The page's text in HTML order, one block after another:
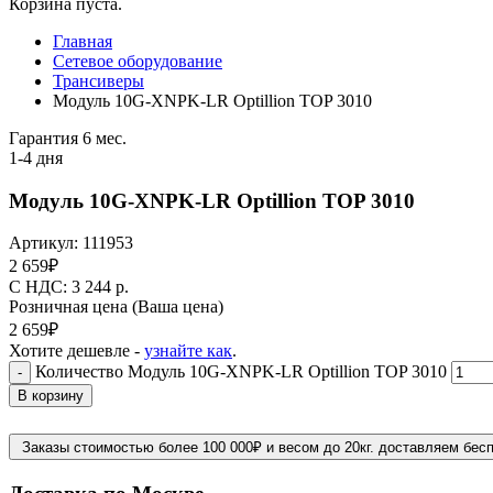
Корзина пуста.
Главная
Сетевое оборудование
Трансиверы
Модуль 10G-XNPK-LR Optillion TOP 3010
Гарантия 6 мес.
1-4 дня
Модуль 10G-XNPK-LR Optillion TOP 3010
Артикул: 111953
2 659₽
C НДС: 3 244 р.
Розничная цена (Ваша цена)
2 659₽
Хотите дешевле - узнайте как.
- Количество Модуль 10G-XNPK-LR Optillion TOP 3010
В корзину
Заказы стоимостью более 100 000₽ и весом до 20кг. доставляем